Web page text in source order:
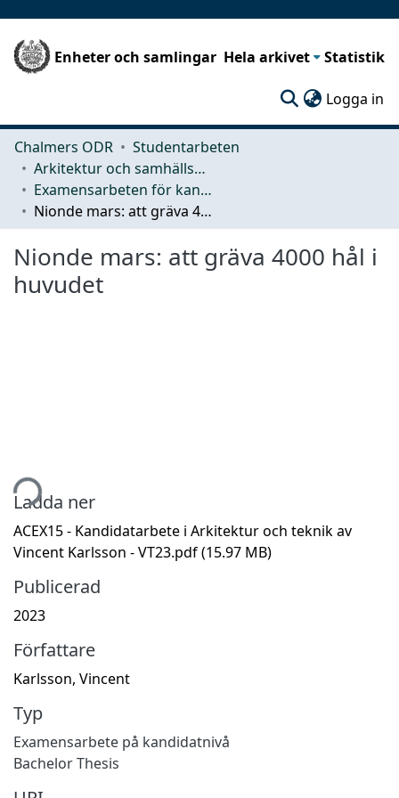
Enheter och samlingar Hela arkivet Statistik
Logga in
Chalmers ODR
Studentarbeten
Arkitektur och samhällsbyggnadsteknik (ACE)
Examensarbeten för kandidatexamen
Nionde mars: att gräva 4000 hål i huvudet
Nionde mars: att gräva 4000 hål i
huvudet
Ladda ner
ACEX15 - Kandidatarbete i Arkitektur och teknik av
Vincent Karlsson - VT23.pdf(15.97 MB)
Publicerad
2023
Författare
Karlsson, Vincent
Typ
Examensarbete på kandidatnivå
Bachelor Thesis